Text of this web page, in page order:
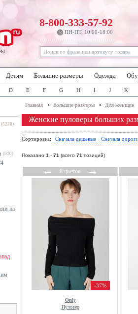
8-800-333-57-92
ПН-ПТ, 10:00-18:00
Детям Большие размеры Одежда
D E F G H I J K
(5226)
(910)
на
Главная Большие размеры Для женщин
Женские пуловеры больших
Сортировка: Сначала дешевые Сначала
Показано 1 - 71 (всего 71 позиций)
←8 цветов→
-37%
Only
Пуловер